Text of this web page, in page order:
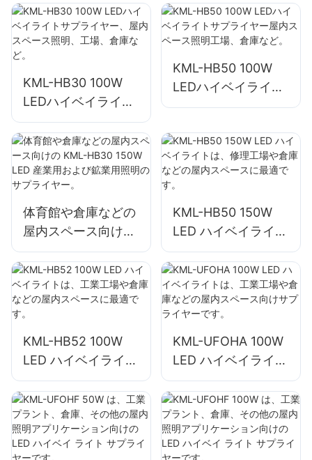
や建設現場の照明に
使用されます。
庫など。
KML-HB30 100W
LEDハイベイライト
サプライヤー、屋内
スペース照明、工
場、倉庫など。
KML-HB50 100W
LEDハイベイライト
サプライヤー屋内ス
庫など。
体育館や倉庫などの
屋内スペース向けの
KML-HB30 150W
LED 産業用および鉱
業用照明のサプライ
ヤー。
KML-HB50 150W
LED ハイベイライト
は、修理工場や倉庫
などの屋内スペース
に最適です。
KML-HB52 100W
LED ハイベイライト
は、工業工場や倉庫
などの屋内スペース
に最適です。
KML-UFOHA 100W
LED ハイベイライト
は、工業工場や倉庫
などの屋内スペース
向けサプライヤーで
す。